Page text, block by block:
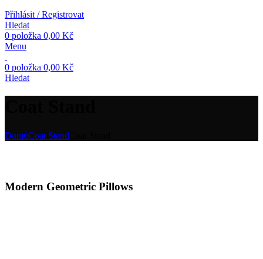
Přihlásit / Registrovat
Hledat
0 položka 0,00 Kč
Menu
0 položka 0,00 Kč
Hledat
DomůCoat Stand
Modern Geometric Pillows